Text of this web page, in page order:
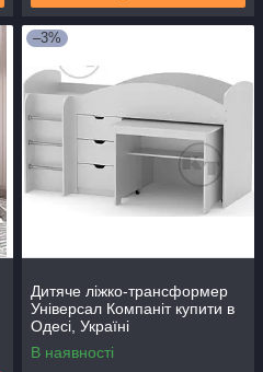
–3%
Дитяче ліжко-трансформер
Універсал Компаніт купити в
Одесі, Україні
В наявності